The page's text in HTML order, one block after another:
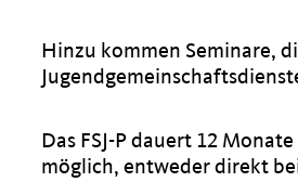
Hinzu kommen Seminare,
Das FSJ-P dauert 12
möglich, entweder direkt